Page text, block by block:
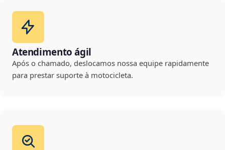
Atendimento ágil
Após o chamado, deslocamos nossa equipe rapidamente
para prestar suporte à motocicleta.